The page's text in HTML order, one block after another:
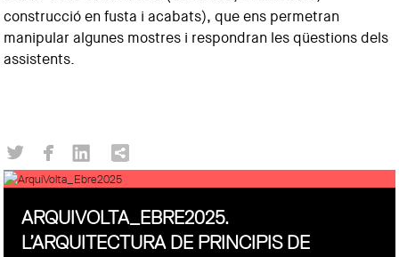
construcció en fusta i acabats), que ens permetran
manipular algunes mostres i respondran les qüestions dels
assistents.
ARQUIVOLTA_EBRE2025.
L’ARQUITECTURA DE PRINCIPIS DE